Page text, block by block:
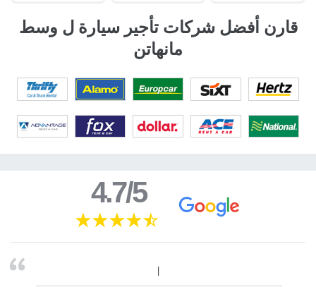
قارن أفضل شركات تأجير سيارة ل وسط
مانهاتن
4.7/5